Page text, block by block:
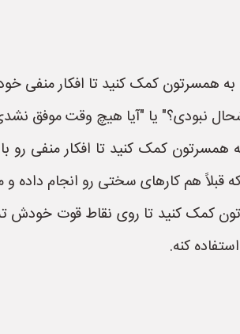
به همسرتون کمک کنید تا افکار منفی
نبودی؟" یا "آیا هیچ وقت موفق
همسرتون کمک کنید تا افکار منفی رو
قبلاً هم کارهای سختی رو انجام داده
کمک کنید تا روی نقاط قوت خودش
کنه.